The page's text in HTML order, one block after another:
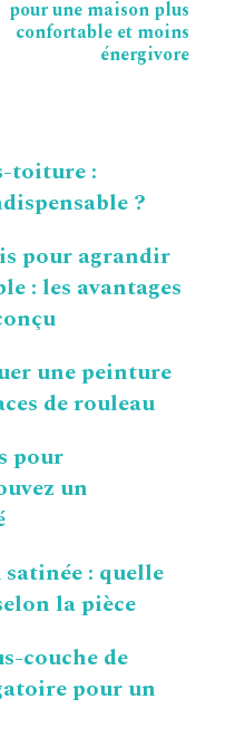
pour une maison plus
confortable et moins
énergivore
toiture :
?
pour agrandir
: les avantages
une peinture
de rouleau
pour
un
: quelle
la pièce
couche de
pour un